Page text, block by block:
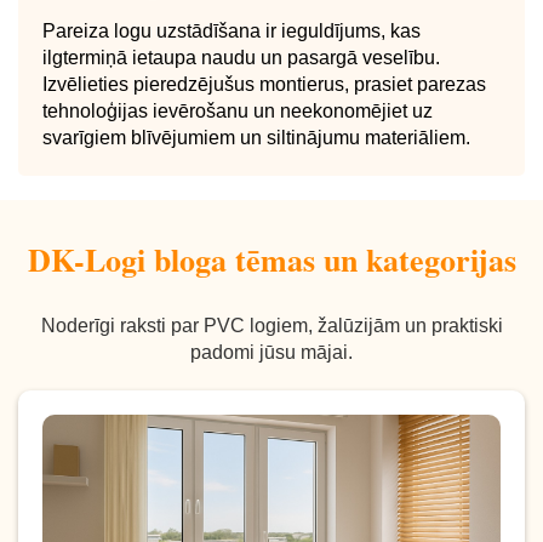
Pareiza logu uzstādīšana ir ieguldījums, kas
ilgtermiņā ietaupa naudu un pasargā veselību.
Izvēlieties pieredzējušus montierus, prasiet parezas
tehnoloģijas ievērošanu un neekonomējiet uz
svarīgiem blīvējumiem un siltinājumu materiāliem.
DK-Logi bloga tēmas un kategorijas
Noderīgi raksti par PVC logiem, žalūzijām un praktiski
padomi jūsu mājai.